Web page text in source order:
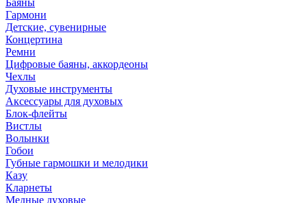
Баяны
Гармони
Детские, сувенирные
Концертина
Ремни
Цифровые баяны, аккордеоны
Чехлы
Духовые инструменты
Аксессуары для духовых
Блок-флейты
Вистлы
Волынки
Гобои
Губные гармошки и мелодики
Казу
Кларнеты
Медные духовые